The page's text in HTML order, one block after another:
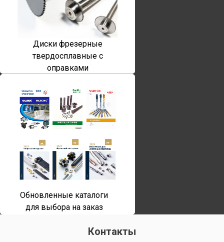
Диски фрезерные
твердосплавные с
оправками
Обновленные каталоги
для выбора на заказ
Контакты